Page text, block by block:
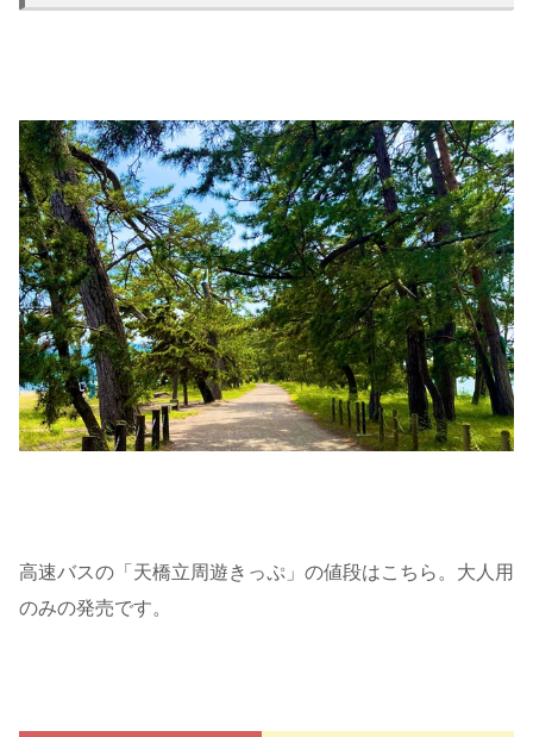
高速バスの「天橋立周遊きっぷ」の値段はこちら。大人用
のみの発売です。